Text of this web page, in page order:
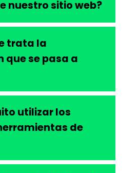
nuestro sitio web?
trata la
que se pasa a
utilizar los
de